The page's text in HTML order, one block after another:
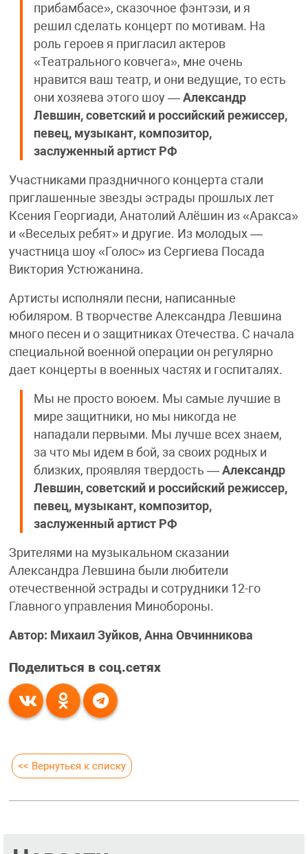
прибамбасе», сказочное фэнтэзи, и я
решил сделать концерт по мотивам. На
роль героев я пригласил актеров
«Театрального ковчега», мне очень
нравится ваш театр, и они ведущие, то есть
они хозяева этого шоу — Александр
Левшин, советский и российский режиссер,
певец, музыкант, композитор,
заслуженный артист РФ
Участниками праздничного концерта стали
приглашенные звезды эстрады прошлых лет
Ксения Георгиади, Анатолий Алёшин из «Аракса»
и «Веселых ребят» и другие. Из молодых —
участница шоу «Голос» из Сергиева Посада
Виктория Устюжанина.
Артисты исполняли песни, написанные
юбиляром. В творчестве Александра Левшина
много песен и о защитниках Отечества. С начала
специальной военной операции он регулярно
дает концерты в военных частях и госпиталях.
Мы не просто воюем. Мы самые лучшие в
мире защитники, но мы никогда не
нападали первыми. Мы лучше всех знаем,
за что мы идем в бой, за своих родных и
близких, проявляя твердость — Александр
Левшин, советский и российский режиссер,
певец, музыкант, композитор,
заслуженный артист РФ
Зрителями на музыкальном сказании
Александра Левшина были любители
отечественной эстрады и сотрудники 12-го
Главного управления Минобороны.
Автор: Михаил Зуйков, Анна Овчинникова
Поделиться в соц.сетях
<< Вернуться к списку